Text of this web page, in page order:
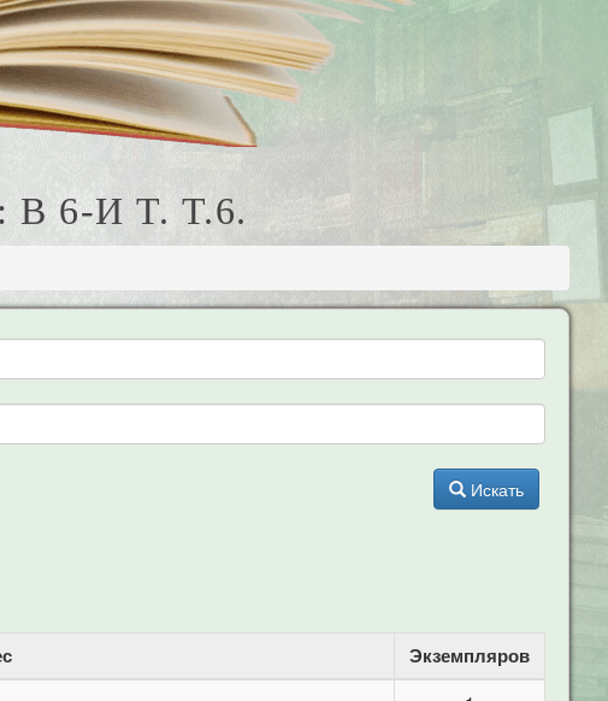
6-И Т. Т.6.
Искать
Экземпляров